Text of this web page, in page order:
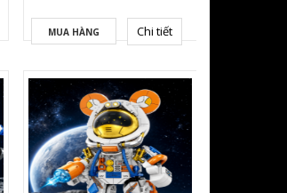
MUA HÀNG Chi tiết